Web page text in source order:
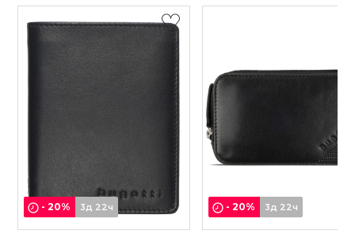
-20% 3д 22ч -20% 3д 22ч